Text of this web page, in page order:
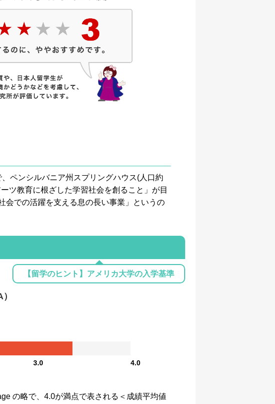
ペンシルバニア州スプリングハウス(人口約
ツ教育に根ざした学習社会を創ること」が目
会での活躍を支える息の長い事業」というの
【留学のヒント】アメリカ大学の入学基準
3.0 4.0
の略で、4.0が満点で表される＜成績平均値